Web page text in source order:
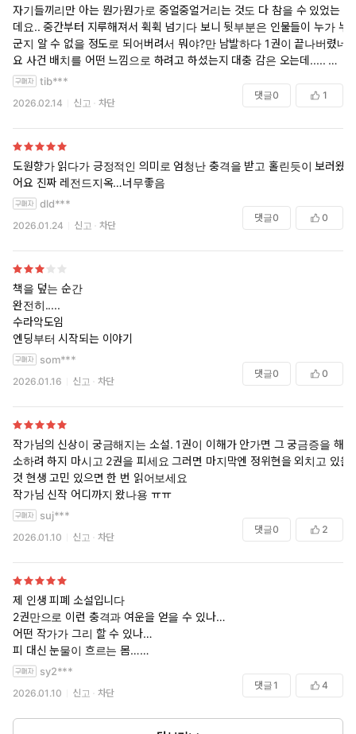
자기들끼리만 아는 뭔가뭔가로 중얼중얼거리는 것도 다 참을 수 있었는
데요.. 중간부터 지루해져서 휙휙 넘기다 보니 뒷부분은 인물들이 누가 누
군지 알 수 없을 정도로 되어버려서 뭐야?만 남발하다 1권이 끝나버렸네
요 사건 배치를 어떤 느낌으로 하려고 하셨는지 대충 감은 오는데..... 그
러기엔 다음권으로 가기까지가 좀 지칩니다ㅠ 의식의 흐름을 읽는 느낌
이에요... 2권은 좀 다른가싶어서 깠는데 2권도 비슷하네요 휴...... 글을
못 쓰시는 건 아닌데 괜히 샀다는 생각이 드는 게 너무 아쉬워요........ 리
뷰보니까 다른 시리즈?의 스핀오프인 거 같은데 하.... 그냥 후회만 됩니
다 스토리 관련 리뷰를 하자면 그냥 둘이 좀 대화를 하면 안되나? 싶고..
답답 분량이 짧은 만큼 스토리적으로는 기대를 하진 않았지만 진짜로 둘
이서 속으로 화내는 것만 보다가 끝난 거 같아요
tib***
2026.02.14 신고 차단
댓글0 1
도원향가 읽다가 긍정적인 의미로 엄청난 충격을 받고 홀린듯이 보러왔
어요 진짜 레전드지옥…너무좋음
dld***
2026.01.24 신고 차단
댓글0 0
책을 덮는 순간
완전히.....
수라악도임
엔딩부터 시작되는 이야기
som***
2026.01.16 신고 차단
댓글0 0
작가님의 신상이 궁금해지는 소설. 1권이 이해가 안가면 그 궁금증을 해
소하려 하지 마시고 2권을 피세요 그러면 마지막엔 정위현을 외치고 있을
것 현생 고민 있으면 한 번 읽어보세요
작가님 신작 어디까지 왔나용 ㅠㅠ
suj***
2026.01.10 신고 차단
댓글0 2
제 인생 피폐 소설입니다
2권만으로 이런 충격과 여운을 얻을 수 있나…
어떤 작가가 그리 할 수 있나…
피 대신 눈물이 흐르는 몸…
눈물 대신 피가 흐르는 눈…
작가님, 건강하세요
sy2***
2026.01.10 신고 차단
댓글 1 4